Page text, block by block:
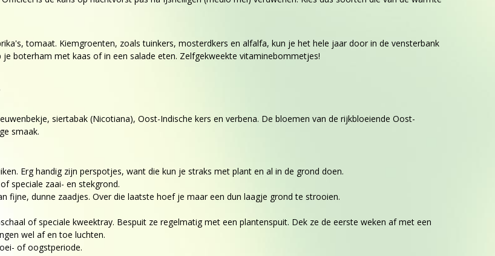
tomaat. Kiemgroenten, zoals tuinkers, mosterdkers en alfalfa, kun je het hele jaar door in de vensterbank
boterham met kaas of in een salade eten. Zelfgekweekte vitaminebommetjes!
siertabak (Nicotiana), Oost-Indische kers en verbena. De bloemen van de rijkbloeiende Oost-
smaak.
Erg handig zijn perspotjes, want die kun je straks met plant en al in de grond doen.
speciale zaai- en stekgrond.
fijne, dunne zaadjes. Over die laatste hoef je maar een dun laagje grond te strooien.
of speciale kweektray. Bespuit ze regelmatig met een plantenspuit. Dek ze de eerste weken af met een
wel af en toe luchten.
of oogstperiode.